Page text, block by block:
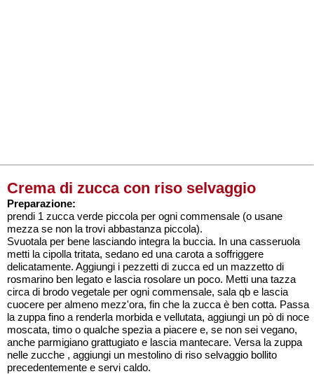
Crema di zucca con riso selvaggio
Preparazione:
prendi 1 zucca verde piccola per ogni commensale (o usane
mezza se non la trovi abbastanza piccola).
Svuotala per bene lasciando integra la buccia. In una casseruola
metti la cipolla tritata, sedano ed una carota a soffriggere
delicatamente. Aggiungi i pezzetti di zucca ed un mazzetto di
rosmarino ben legato e lascia rosolare un poco. Metti una tazza
circa di brodo vegetale per ogni commensale, sala qb e lascia
cuocere per almeno mezz'ora, fin che la zucca è ben cotta. Passa
la zuppa fino a renderla morbida e vellutata, aggiungi un pò di noce
moscata, timo o qualche spezia a piacere e, se non sei vegano,
anche parmigiano grattugiato e lascia mantecare. Versa la zuppa
nelle zucche , aggiungi un mestolino di riso selvaggio bollito
precedentemente e servi caldo.